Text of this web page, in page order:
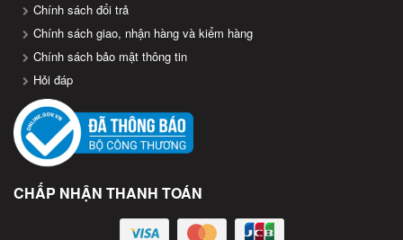
Sai sót trong việc nhập liệu
Nhập dữ liệu thủ công dễ dẫn đến lỗi, gây nhầm lẫn thông tin
sản phẩm.
Tốn thời gian
Quy trình kiểm tra và quản lý hàng hóa thủ công mất nhiều thời
gian và công sức.
Khó kiểm soát tồn kho
Chính sách đổi trả
Chính sách giao, nhận hàng và kiểm hàng
Chính sách bảo mật thông tin
Hỏi đáp
CHẤP NHẬN THANH TOÁN